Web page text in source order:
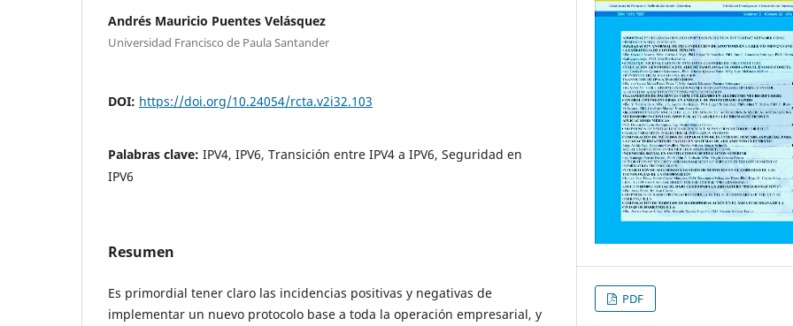
Andrés Mauricio Puentes Velásquez
Universidad Francisco de Paula Santander
DOI: https://doi.org/10.24054/rcta.v2i32.103
Palabras clave: IPV4, IPV6, Transición entre IPV4 a IPV6, Seguridad en
IPV6
Resumen
Es primordial tener claro las incidencias positivas y negativas de
implementar un nuevo protocolo base a toda la operación empresarial, y
PDF